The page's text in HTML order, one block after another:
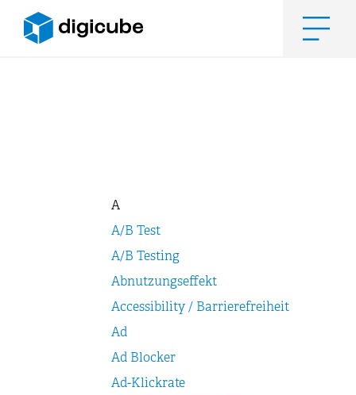
Inhalt
A
A/B Test
A/B Testing
Abnutzungseffekt
Accessibility / Barrierefreiheit
Ad
Ad Blocker
Ad-Klickrate